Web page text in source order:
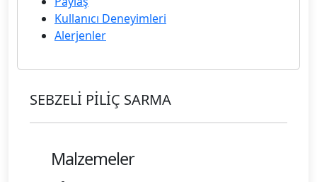
Kullanıcı Deneyimleri
Alerjenler
SEBZELİ PİLİÇ SARMA
Malzemeler